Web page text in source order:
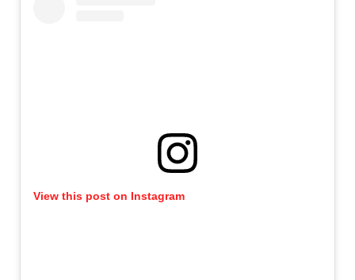
View this post on Instagram